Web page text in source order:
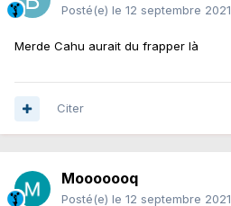
Posté(e) le 12 septembre 2021
Merde Cahu aurait du frapper là
Citer
Mooooooq
Posté(e) le 12 septembre 2021